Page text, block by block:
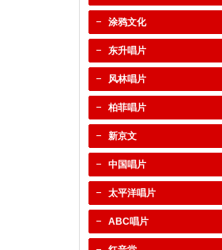
涂鸦文化
东升唱片
风林唱片
柏菲唱片
新京文
中国唱片
太平洋唱片
ABC唱片